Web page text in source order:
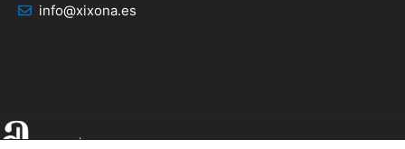
info@xixona.es